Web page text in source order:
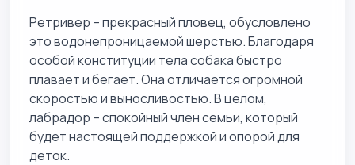
Ретривер – прекрасный пловец, обусловлено
это водонепроницаемой шерстью. Благодаря
особой конституции тела собака быстро
плавает и бегает. Она отличается огромной
скоростью и выносливостью. В целом,
лабрадор – спокойный член семьи, который
будет настоящей поддержкой и опорой для
деток.